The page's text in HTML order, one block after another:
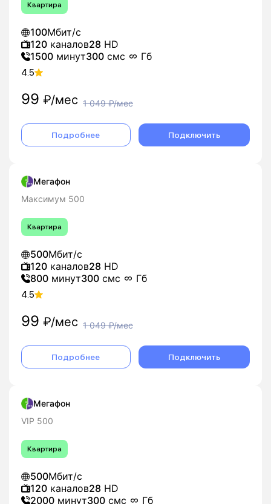
Квартира
100Мбит/с
120 каналов28 HD
1500 минут300 смс Гб
4.5
99 ₽/мес 1 049₽/мес
Подробнее Подключить
Мегафон
Максимум 500
Квартира
500Мбит/с
120 каналов28 HD
800 минут300 смс Гб
4.5
99 ₽/мес 1 049₽/мес
Подробнее Подключить
Мегафон
VIP 500
Квартира
500Мбит/с
120 каналов28 HD
2000 минут300 смс Гб